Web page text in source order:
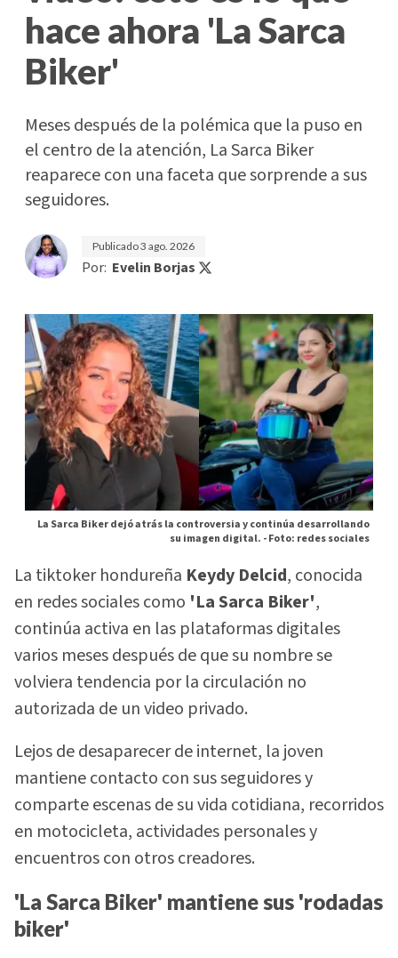
hace ahora 'La Sarca
Biker'
Meses después de la polémica que la puso en
el centro de la atención, La Sarca Biker
reaparece con una faceta que sorprende a sus
seguidores.
Publicado3 ago. 2026
Por: Evelin Borjas
La Sarca Biker dejó atrás la controversia y continúa desarrollando
su imagen digital. -Foto: redes sociales
La tiktoker hondureña Keydy Delcid, conocida
en redes sociales como 'La Sarca Biker',
continúa activa en las plataformas digitales
varios meses después de que su nombre se
volviera tendencia por la circulación no
autorizada de un video privado.
Lejos de desaparecer de internet, la joven
mantiene contacto con sus seguidores y
comparte escenas de su vida cotidiana, recorridos
en motocicleta, actividades personales y
encuentros con otros creadores.
'La Sarca Biker' mantiene sus 'rodadas
biker'